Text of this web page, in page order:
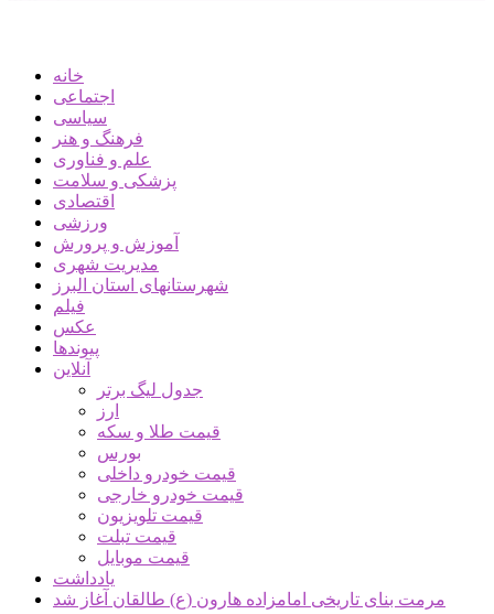
خانه
اجتماعی
سیاسی
فرهنگ و هنر
علم و فناوری
پزشکی و سلامت
اقتصادی
ورزشی
آموزش و پرورش
مدیریت شهری
شهرستانهای استان البرز
فیلم
عکس
پیوندها
آنلاین
جدول لیگ برتر
ارز
قیمت طلا و سکه
بورس
قیمت خودرو داخلی
قیمت خودرو خارجی
قیمت تلویزیون
قیمت تبلت
قیمت موبایل
یادداشت
مرمت بنای تاریخی امامزاده هارون (ع) طالقان آغاز شد